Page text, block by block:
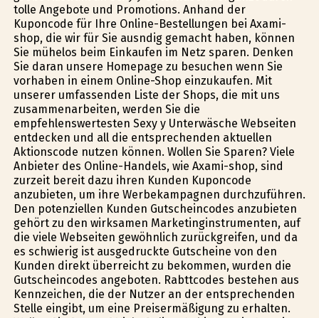
tolle Angebote und Promotions. Anhand der
Kuponcode für Ihre Online-Bestellungen bei Axami-
shop, die wir für Sie ausfindig gemacht haben, können
Sie mühelos beim Einkaufen im Netz sparen. Denken
Sie daran unsere Homepage zu besuchen wenn Sie
vorhaben in einem Online-Shop einzukaufen. Mit
unserer umfassenden Liste der Shops, die mit uns
zusammenarbeiten, werden Sie die
empfehlenswertesten Sexy y Unterwäsche Webseiten
entdecken und all die entsprechenden aktuellen
Aktionscode nutzen können. Wollen Sie Sparen? Viele
Anbieter des Online-Handels, wie Axami-shop, sind
zurzeit bereit dazu ihren Kunden Kuponcode
anzubieten, um ihre Werbekampagnen durchzuführen.
Den potenziellen Kunden Gutscheincodes anzubieten
gehört zu den wirksamen Marketinginstrumenten, auf
die viele Webseiten gewöhnlich zurückgreifen, und da
es schwierig ist ausgedruckte Gutscheine von den
Kunden direkt überreicht zu bekommen, wurden die
Gutscheincodes angeboten. Rabttcodes bestehen aus
Kennzeichen, die der Nutzer an der entsprechenden
Stelle eingibt, um eine Preisermäßigung zu erhalten.